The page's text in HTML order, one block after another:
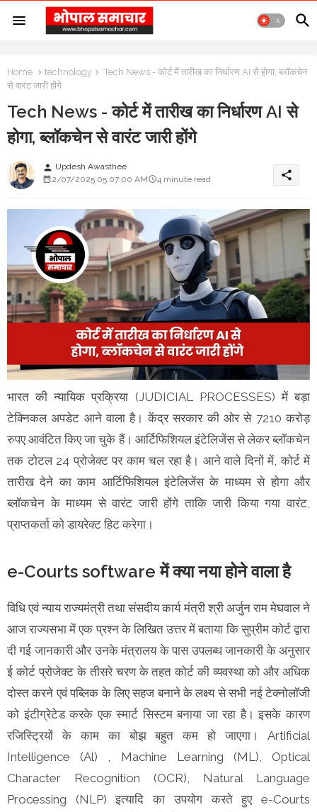
Home technology
Tech News - कोर्ट में तारीख का निर्धारण AI से होगा, ब्लॉकचेन
से वारंट जारी होंगे
Tech News - कोर्ट में तारीख का निर्धारण AI से
होगा, ब्लॉकचेन से वारंट जारी होंगे
person Updesh Awasthee
2/07/2025 05:07:00 AM
4 minute read share
भारत की न्यायिक प्रक्रिया (JUDICIAL PROCESSES) में बड़ा
टेक्निकल अपडेट आने वाला है। केंद्र सरकार की ओर से 7210 करोड़
रुपए आवंटित किए जा चुके हैं। आर्टिफिशियल इंटेलिजेंस से लेकर ब्लॉकचेन
तक टोटल 24 प्रोजेक्ट पर काम चल रहा है। आने वाले दिनों में, कोर्ट में
तारीख देने का काम आर्टिफिशियल इंटेलिजेंस के माध्यम से होगा और
ब्लॉकचेन के माध्यम से वारंट जारी होंगे ताकि जारी किया गया वारंट,
प्राप्तकर्ता को डायरेक्ट हिट करेगा।
e-Courts software में क्या नया होने वाला है
विधि एवं न्याय राज्यमंत्री तथा संसदीय कार्य मंत्री श्री अर्जुन राम मेघवाल ने
आज राज्यसभा में एक प्रश्न के लिखित उत्तर में बताया कि सुप्रीम कोर्ट द्वारा
दी गई जानकारी और उनके मंत्रालय के पास उपलब्ध जानकारी के अनुसार
ई कोर्ट प्रोजेक्ट के तीसरे चरण के तहत कोर्ट की व्यवस्था को और अधिक
दोस्त करने एवं पब्लिक के लिए सहज बनाने के लक्ष्य से सभी नई टेक्नोलॉजी
को इंटीग्रेटेड करके एक स्मार्ट सिस्टम बनाया जा रहा है। इसके कारण
रजिस्ट्रियों के काम का बोझ बहुत कम हो जाएगा। Artificial
Intelligence (Al) , Machine Learning (ML), Optical
Character Recognition (OCR), Natural Language
Processing (NLP) इत्यादि का उपयोग करते हुए e-Courts